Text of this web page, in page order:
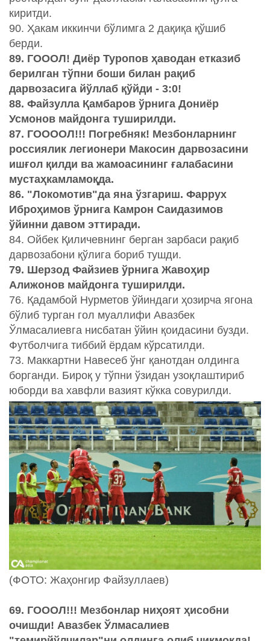
киритди.
90. Ҳакам иккинчи бўлимга 2 дақиқа қўшиб
берди.
89. ГОООЛ! Диёр Туропов ҳаводан етказиб
берилган тўпни боши билан рақиб
дарвозасига йўллаб қўйди - 3:0!
88. Файзулла Қамбаров ўрнига Дониёр
Усмонов майдонга туширилди.
87. ГООООЛ!!! Погребняк! Мезбонларнинг
россиялик легионери Макосин дарвозасини
ишғол қилди ва жамоасининг ғалабасини
мустаҳкамламоқда.
86. "Локомотив"да яна ўзгариш. Фаррух
Иброҳимов ўрнига Камрон Саидазимов
ўйинни давом эттиради.
84. Ойбек Қиличевнинг берган зарбаси рақиб
дарвозабони қўлига бориб тушди.
79. Шерзод Файзиев ўрнига Жавоҳир
Алижонов майдонга туширилди.
76. Қадамбой Нурметов ўйиндаги ҳозирча ягона
бўлиб турган гол муаллифи Авазбек
Ўлмасалиевга нисбатан ўйин қоидасини бузди.
Футболчига тиббий ёрдам кўрсатилди.
73. Маккартни Навесеб ўнг қанотдан олдинга
борганди. Бироқ у тўпни ўзидан узоқлаштириб
юборди ва хавфли вазият кўкка совурилди.
(ФОТО: Жаҳонгир Файзуллаев)
69. ГОООЛ!!! Мезбонлар ниҳоят ҳисобни
очишди! Авазбек Ўлмасалиев